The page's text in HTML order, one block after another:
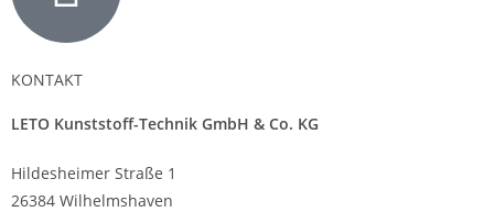
KONTAKT
LETO Kunststoff-Technik GmbH & Co. KG
Hildesheimer Straße 1
26384 Wilhelmshaven